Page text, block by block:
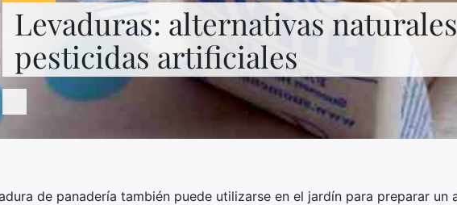
Levaduras: alternativas
pesticidas artificiales
de panadería también puede utilizarse en el jardín para preparar